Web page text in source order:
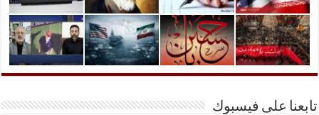
تابعنا على فيسبوك